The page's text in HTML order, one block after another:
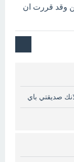
وقد قررت ان
صديقتي باي